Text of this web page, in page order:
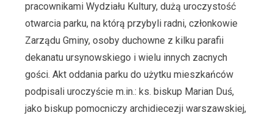
pracownikami Wydziału Kultury, dużą uroczystość
otwarcia parku, na którą przybyli radni, członkowie
Zarządu Gminy, osoby duchowne z kilku parafii
dekanatu ursynowskiego i wielu innych zacnych
gości. Akt oddania parku do użytku mieszkańców
podpisali uroczyście m.in.: ks. biskup Marian Duś,
jako biskup pomocniczy archidiecezji warszawskiej,